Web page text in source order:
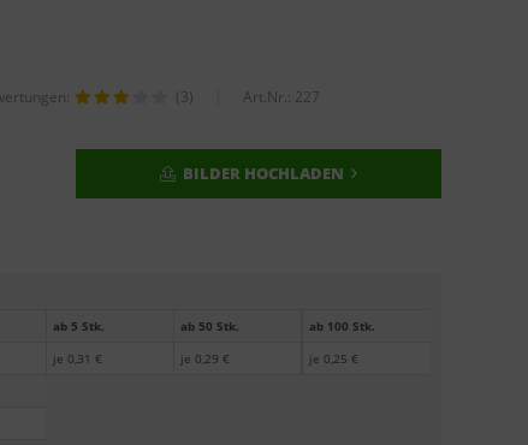
(3) Art.Nr.: 227
BILDER HOCHLADEN
ab 5 Stk.
je 0,31 €
ab 50 Stk.
je 0,29 €
ab 100 Stk.
je 0,25 €